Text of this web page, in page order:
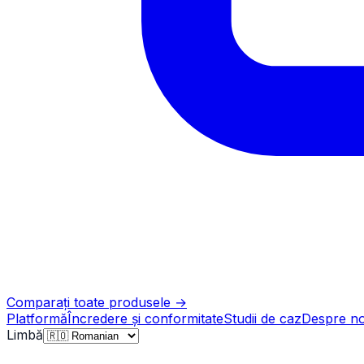
Comparați toate produsele →
PlatformăÎncredere și conformitateStudii de cazDespre
Limbă